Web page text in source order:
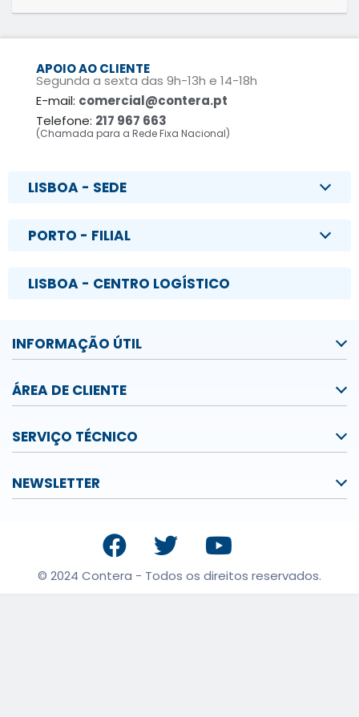
APOIO AO CLIENTE
Segunda a sexta das 9h-13h e 14-18h
E-mail: comercial@contera.pt
Telefone: 217 967 663
(Chamada para a Rede Fixa Nacional)
LISBOA - SEDE
PORTO - FILIAL
LISBOA - CENTRO LOGÍSTICO
INFORMAÇÃO ÚTIL
ÁREA DE CLIENTE
SERVIÇO TÉCNICO
NEWSLETTER
© 2024 Contera - Todos os direitos reservados.